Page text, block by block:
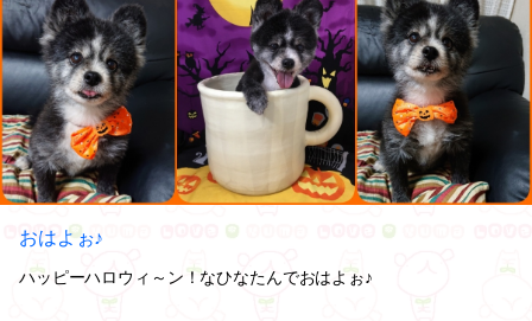
おはよぉ♪
ハッピーハロウィ～ン！なひなたんでおはよぉ♪